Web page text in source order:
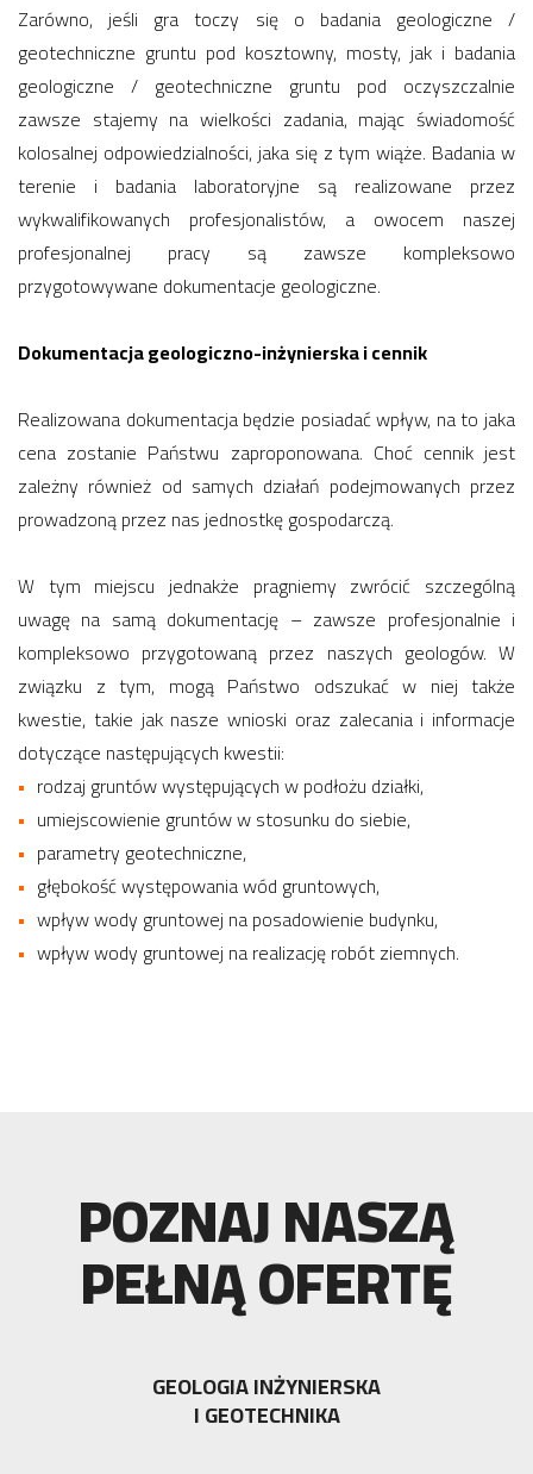
Zarówno, jeśli gra toczy się o badania geologiczne /
geotechniczne gruntu pod kosztowny, mosty, jak i badania
geologiczne / geotechniczne gruntu pod oczyszczalnie
zawsze stajemy na wielkości zadania, mając świadomość
kolosalnej odpowiedzialności, jaka się z tym wiąże. Badania w
terenie i badania laboratoryjne są realizowane przez
wykwalifikowanych profesjonalistów, a owocem naszej
profesjonalnej pracy są zawsze kompleksowo
przygotowywane dokumentacje geologiczne.
Dokumentacja geologiczno-inżynierska i cennik
Realizowana dokumentacja będzie posiadać wpływ, na to jaka
cena zostanie Państwu zaproponowana. Choć cennik jest
zależny również od samych działań podejmowanych przez
prowadzoną przez nas jednostkę gospodarczą.
W tym miejscu jednakże pragniemy zwrócić szczególną
uwagę na samą dokumentację – zawsze profesjonalnie i
kompleksowo przygotowaną przez naszych geologów. W
związku z tym, mogą Państwo odszukać w niej także
kwestie, takie jak nasze wnioski oraz zalecania i informacje
dotyczące następujących kwestii:
rodzaj gruntów występujących w podłożu działki,
umiejscowienie gruntów w stosunku do siebie,
parametry geotechniczne,
głębokość występowania wód gruntowych,
wpływ wody gruntowej na posadowienie budynku,
wpływ wody gruntowej na realizację robót ziemnych.
POZNAJ NASZĄ
PEŁNĄ OFERTĘ
GEOLOGIA INŻYNIERSKA
I GEOTECHNIKA